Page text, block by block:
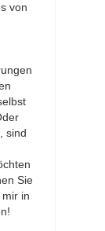
von
sind
Sie
mir in